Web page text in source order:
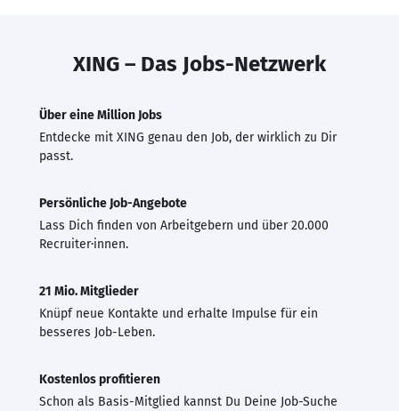
XING – Das Jobs-Netzwerk
Über eine Million Jobs
Entdecke mit XING genau den Job, der wirklich zu Dir
passt.
Persönliche Job-Angebote
Lass Dich finden von Arbeitgebern und über 20.000
Recruiter·innen.
21 Mio. Mitglieder
Knüpf neue Kontakte und erhalte Impulse für ein
besseres Job-Leben.
Kostenlos profitieren
Schon als Basis-Mitglied kannst Du Deine Job-Suche